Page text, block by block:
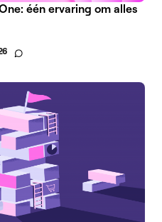
één ervaring om alles